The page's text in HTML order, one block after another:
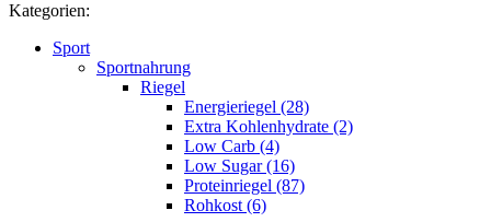
Kategorien:
Sport
Sportnahrung
Riegel
Energieriegel (28)
Extra Kohlenhydrate (2)
Low Carb (4)
Low Sugar (16)
Proteinriegel (87)
Rohkost (6)